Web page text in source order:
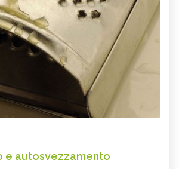
e autosvezzamento